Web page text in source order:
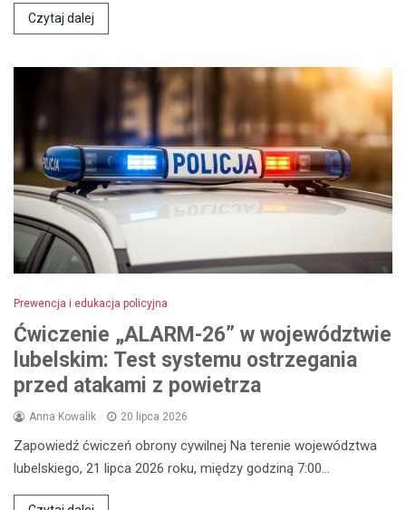
Czytaj dalej
Prewencja i edukacja policyjna
Ćwiczenie „ALARM-26” w województwie
lubelskim: Test systemu ostrzegania
przed atakami z powietrza
Anna Kowalik 20 lipca 2026
Zapowiedź ćwiczeń obrony cywilnej Na terenie województwa
lubelskiego, 21 lipca 2026 roku, między godziną 7:00…